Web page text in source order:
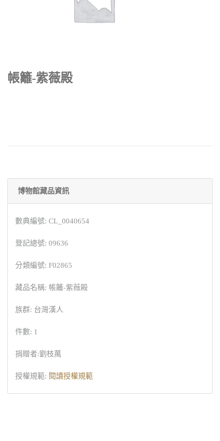
帳籬-紫薇殿
博物館藏品資訊
數典編號: CL_0040654
登記總號: 09636
分類編號: F02865
藏品名稱: 帳籬-紫薇殿
族群: 台灣漢人
件數: 1
捐贈者:劉枝萬
授權規範: 閱讀授權規範